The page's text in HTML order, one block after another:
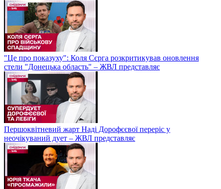
"Це про показуху": Коля Сєрга розкритикував оновлення
стели "Донецька область" – ЖВЛ представляє
Першоквітневий жарт Наді Дорофєєвої переріс у
неочікуваний дует – ЖВЛ представляє